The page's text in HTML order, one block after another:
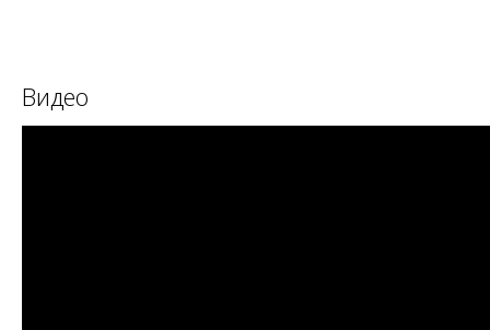
Видео